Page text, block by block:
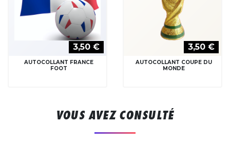
3,50 €
AUTOCOLLANT FRANCE
FOOT
3,50 €
AUTOCOLLANT COUPE DU
MONDE
VOUS AVEZ CONSULTÉ